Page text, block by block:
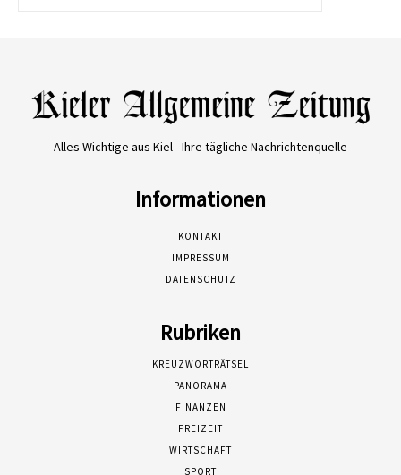
Alles Wichtige aus Kiel - Ihre tägliche Nachrichtenquelle
Informationen
KONTAKT
IMPRESSUM
DATENSCHUTZ
Rubriken
KREUZWORTRÄTSEL
PANORAMA
FINANZEN
FREIZEIT
WIRTSCHAFT
SPORT